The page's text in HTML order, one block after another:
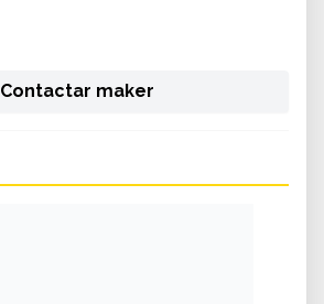
Contactar maker